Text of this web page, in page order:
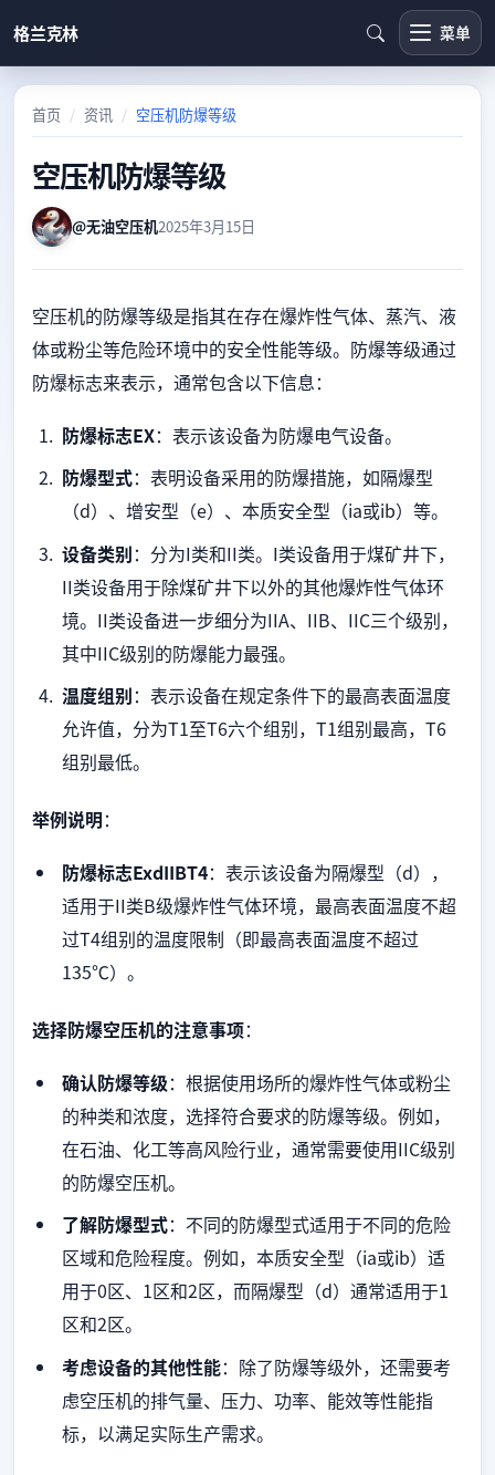
格兰克林 菜单
首页 资讯 空压机防爆等级
空压机防爆等级
@无油空压机2025年3月15日
空压机的防爆等级是指其在存在爆炸性气体、蒸汽、液
体或粉尘等危险环境中的安全性能等级。防爆等级通过
防爆标志来表示，通常包含以下信息：
防爆标志EX：表示该设备为防爆电气设备。
防爆型式：表明设备采用的防爆措施，如隔爆型
（d）、增安型（e）、本质安全型（ia或ib）等。
设备类别：分为I类和II类。I类设备用于煤矿井下，
II类设备用于除煤矿井下以外的其他爆炸性气体环
境。II类设备进一步细分为IIA、IIB、IIC三个级别，
其中IIC级别的防爆能力最强。
温度组别：表示设备在规定条件下的最高表面温度
允许值，分为T1至T6六个组别，T1组别最高，T6
组别最低。
举例说明：
防爆标志ExdIIBT4：表示该设备为隔爆型（d），
适用于II类B级爆炸性气体环境，最高表面温度不超
过T4组别的温度限制（即最高表面温度不超过
135℃）。
选择防爆空压机的注意事项：
确认防爆等级：根据使用场所的爆炸性气体或粉尘
的种类和浓度，选择符合要求的防爆等级。例如，
在石油、化工等高风险行业，通常需要使用IIC级别
的防爆空压机。
了解防爆型式：不同的防爆型式适用于不同的危险
区域和危险程度。例如，本质安全型（ia或ib）适
用于0区、1区和2区，而隔爆型（d）通常适用于1
区和2区。
考虑设备的其他性能：除了防爆等级外，还需要考
虑空压机的排气量、压力、功率、能效等性能指
标，以满足实际生产需求。